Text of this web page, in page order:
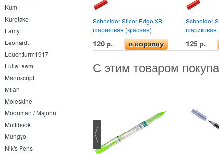
Kum
Kuretake
Lamy
Leonardt
Leuchtturm1917
LullaLeam
Manuscript
Milan
Moleskine
Moonman / Majohn
Multibook
Mungyo
Nik's Pens
Schneider Slider Edge XB
шариковая (красная)
120 р. в корзину
Schneider
шариковая
125 р.
С этим товаром